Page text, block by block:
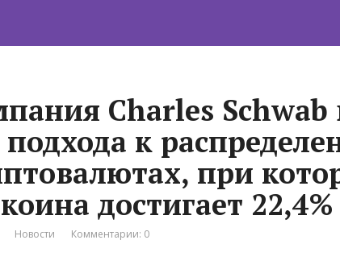
Charles
к
при
достигает 22,4%
Новости Комментарии: 0